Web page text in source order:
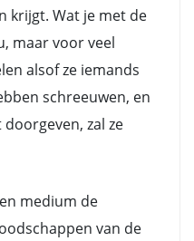
krijgt. Wat je met de
maar voor veel
alsof ze iemands
schreeuwen, en
zal ze
medium de
van de